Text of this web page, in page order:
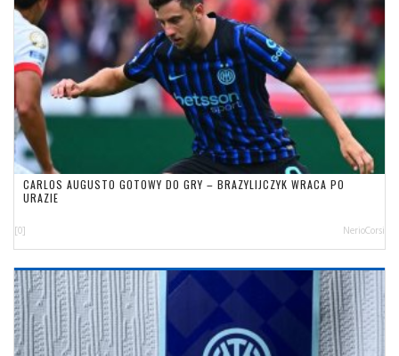
CARLOS AUGUSTO GOTOWY DO GRY – BRAZYLIJCZYK WRACA PO
URAZIE
[0] NerioCorsi